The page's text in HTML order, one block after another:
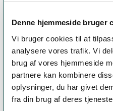
Denne hjemmeside bruger
Vi bruger cookies til at
analysere vores trafik. Vi
brug af vores hjemmeside
partnere kan kombinere
oplysninger, du har givet
fra din brug af deres
Et medlemskab af
er et kvalitetsstempel.
leve op til en række
erfaring for at få lov til
MPF